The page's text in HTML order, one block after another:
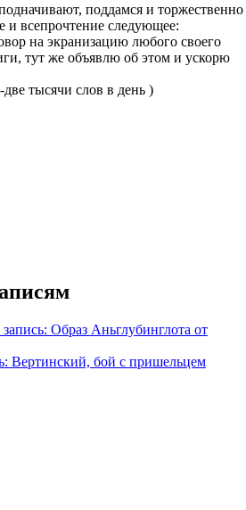
поддамся и торжественно
всепрочтение следующее:
на экранизацию любого своего
тут же объявлю об этом и ускорю
тысячи слов в день )
Образ Аньглубинглота от
Вертинский, бой с пришельцем